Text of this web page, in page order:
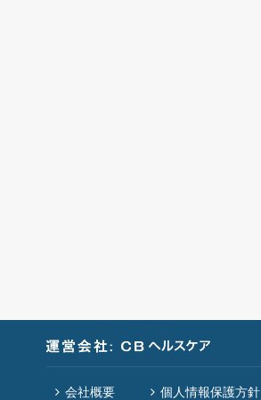
会社概要 個人情報保護方針